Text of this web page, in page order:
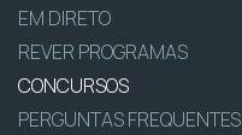
EM DIRETO
REVER PROGRAMAS
CONCURSOS
PERGUNTAS FREQUENTES